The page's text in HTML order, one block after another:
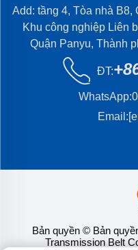
Add: tầng 4, Tòa nhà B8,
Khu công nghiệp Liên
Quận Panyu, Thành
ĐT:
WhatsApp:
Email:
Bản quyền © Bản
Transmission Belt